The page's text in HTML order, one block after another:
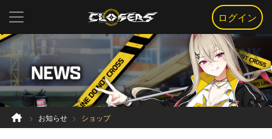
ログイン
お知らせ ショップ